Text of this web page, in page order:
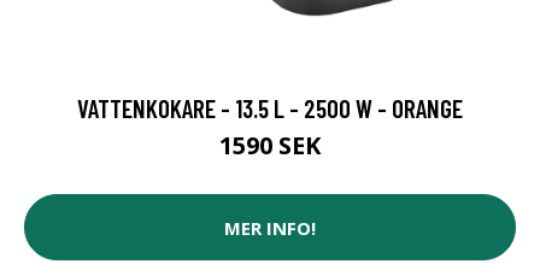
VATTENKOKARE - 13.5 L - 2500 W - ORANGE
1590 SEK
MER INFO!